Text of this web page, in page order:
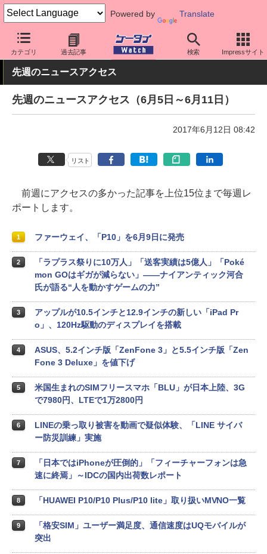
Powered by Translate
カテゴリ 過去記事 検索 Impressサイト
ケータイ Watch 業界動向 調査
先週のニュースアクセス
先週のニュースアクセス（6月5日～6月11日）
2017年6月12日 08:42
リスト
前週にアクセスの多かった記事を上位15位まで毎週レ
ポートします。
1 ファーウェイ、「P10」を6月9日に発売
2
「ラプラス祭りに10万人」「送客実績は5億人」「Poké
mon GOはギガが減らない」――ナイアンティック河合
氏が語る“人を動かすゲームの力”
3
アップルが10.5インチと12.9インチの新しい「iPad Pr
o」、120Hz駆動のディスプレイを搭載
4
ASUS、5.2インチ版「ZenFone 3」と5.5インチ版「Zen
Fone 3 Deluxe」を値下げ
5
米国生まれのSIMフリースマホ「BLU」が日本上陸、3G
で7980円、LTEで1万2800円
6
LINEの乗っ取り被害を動画で疑似体験、「LINE サイバ
ー防災訓練」実施
7
「日本ではiPhoneが圧倒的」「フィーチャーフォンは急
速に終焉」～IDCの国内出荷数レポート
8 「HUAWEI P10/P10 Plus/P10 lite」取り扱いMVNO一覧
9
「格安SIM」ユーザー満足度、通信速度はUQモバイルが
突出